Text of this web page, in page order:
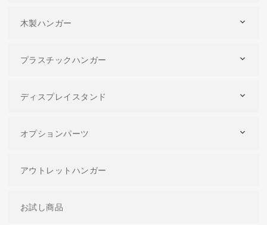
木製ハンガー
プラスチックハンガー
ディスプレイスタンド
オプションパーツ
アウトレットハンガー
お試し商品